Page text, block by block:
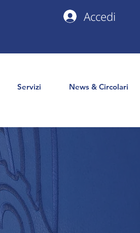
Accedi
Servizi News & Circolari